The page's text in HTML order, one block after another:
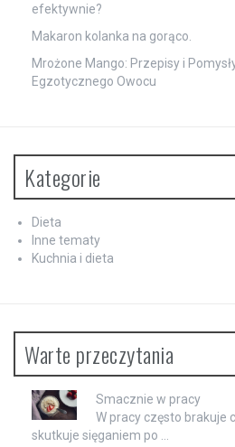
efektywnie?
Makaron kolanka na gorąco.
Mrożone Mango: Przepisy i
Egzotycznego Owocu
Kategorie
Dieta
Inne tematy
Kuchnia i dieta
Warte przeczytania
Smacznie w pracy
W pracy często brakuje
skutkuje sięganiem po …